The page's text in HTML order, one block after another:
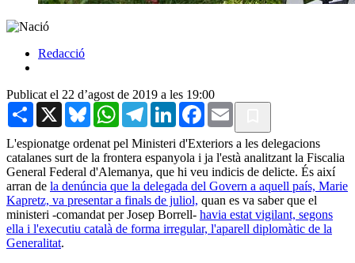
Redacció
Publicat el 22 d’agost de 2019 a les 19:00
Share X BlueskyWhatsAppTelegramLinkedInFacebook
Email
L'espionatge ordenat pel Ministeri d'Exteriors a les delegacions
catalanes surt de la frontera espanyola i ja l'està analitzant la Fiscalia
General Federal d'Alemanya, que hi veu indicis de delicte. És així
arran de la denúncia que la delegada del Govern a aquell país, Marie
Kapretz, va presentar a finals de juliol, quan es va saber que el
ministeri -comandat per Josep Borrell- havia estat vigilant, segons
ella i l'executiu català de forma irregular, l'aparell diplomàtic de la
Generalitat.